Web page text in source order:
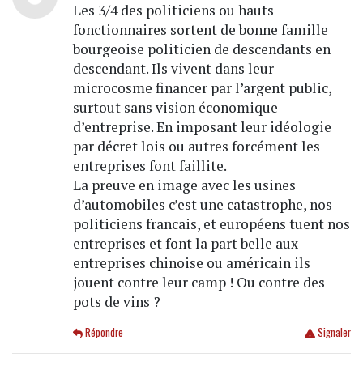
Les 3/4 des politiciens ou hauts
fonctionnaires sortent de bonne famille
bourgeoise politicien de descendants en
descendant. Ils vivent dans leur
microcosme financer par l’argent public,
surtout sans vision économique
d’entreprise. En imposant leur idéologie
par décret lois ou autres forcément les
entreprises font faillite.
La preuve en image avec les usines
d’automobiles c’est une catastrophe, nos
politiciens francais, et européens tuent nos
entreprises et font la part belle aux
entreprises chinoise ou américain ils
jouent contre leur camp ! Ou contre des
pots de vins ?
Signaler
Répondre